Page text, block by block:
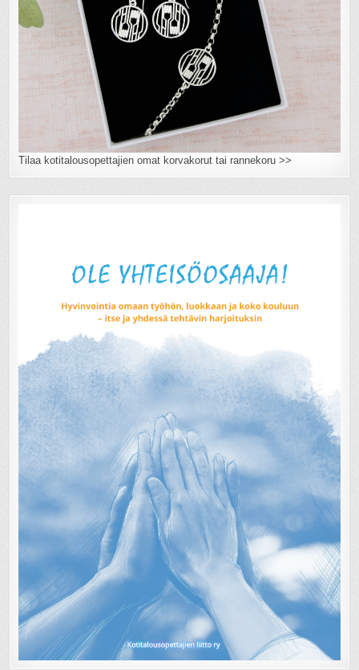
Tilaa kotitalousopettajien omat korvakorut tai rannekoru >>